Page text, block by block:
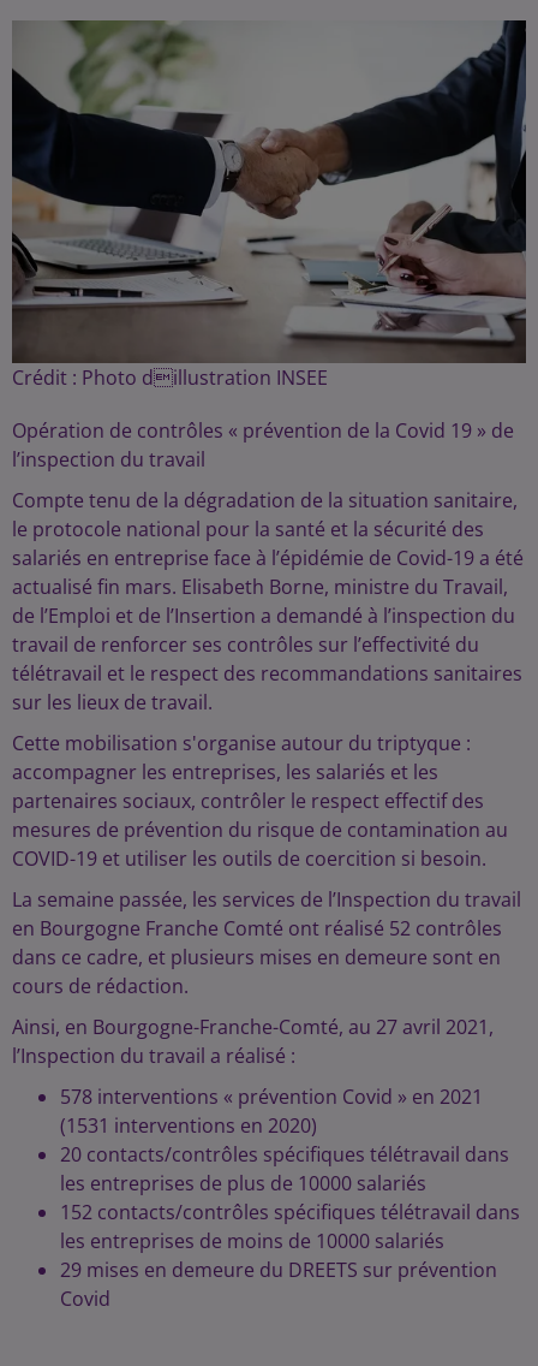
Crédit : Photo dillustration INSEE
Opération de contrôles « prévention de la Covid 19 » de
l’inspection du travail
Compte tenu de la dégradation de la situation sanitaire,
le protocole national pour la santé et la sécurité des
salariés en entreprise face à l’épidémie de Covid-19 a été
actualisé fin mars. Elisabeth Borne, ministre du Travail,
de l’Emploi et de l’Insertion a demandé à l’inspection du
travail de renforcer ses contrôles sur l’effectivité du
télétravail et le respect des recommandations sanitaires
sur les lieux de travail.
Cette mobilisation s'organise autour du triptyque :
accompagner les entreprises, les salariés et les
partenaires sociaux, contrôler le respect effectif des
mesures de prévention du risque de contamination au
COVID-19 et utiliser les outils de coercition si besoin.
La semaine passée, les services de l’Inspection du travail
en Bourgogne Franche Comté ont réalisé 52 contrôles
dans ce cadre, et plusieurs mises en demeure sont en
cours de rédaction.
Ainsi, en Bourgogne-Franche-Comté, au 27 avril 2021,
l’Inspection du travail a réalisé :
578 interventions « prévention Covid » en 2021
(1531 interventions en 2020)
20 contacts/contrôles spécifiques télétravail dans
les entreprises de plus de 10000 salariés
152 contacts/contrôles spécifiques télétravail dans
les entreprises de moins de 10000 salariés
29 mises en demeure du DREETS sur prévention
Covid